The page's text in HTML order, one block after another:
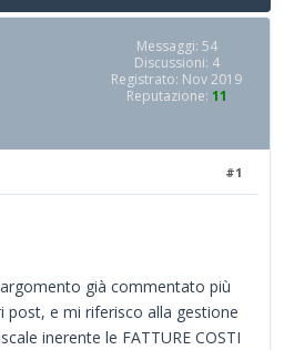
Messaggi: 54
Discussioni: 4
Registrato: Nov 2019
Reputazione: 11
#1
già commentato più
post, e mi riferisco alla gestione
inerente le FATTURE COSTI